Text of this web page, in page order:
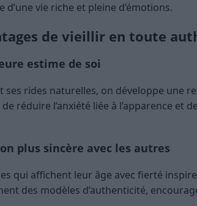
d’une vie riche et pleine d’émotions.
de vieillir en toute
estime de soi
ses rides naturelles, on développe une
réduire l’anxiété liée à l’apparence et
plus sincère avec les autres
qui affichent leur âge avec fierté
des modèles d’authenticité,